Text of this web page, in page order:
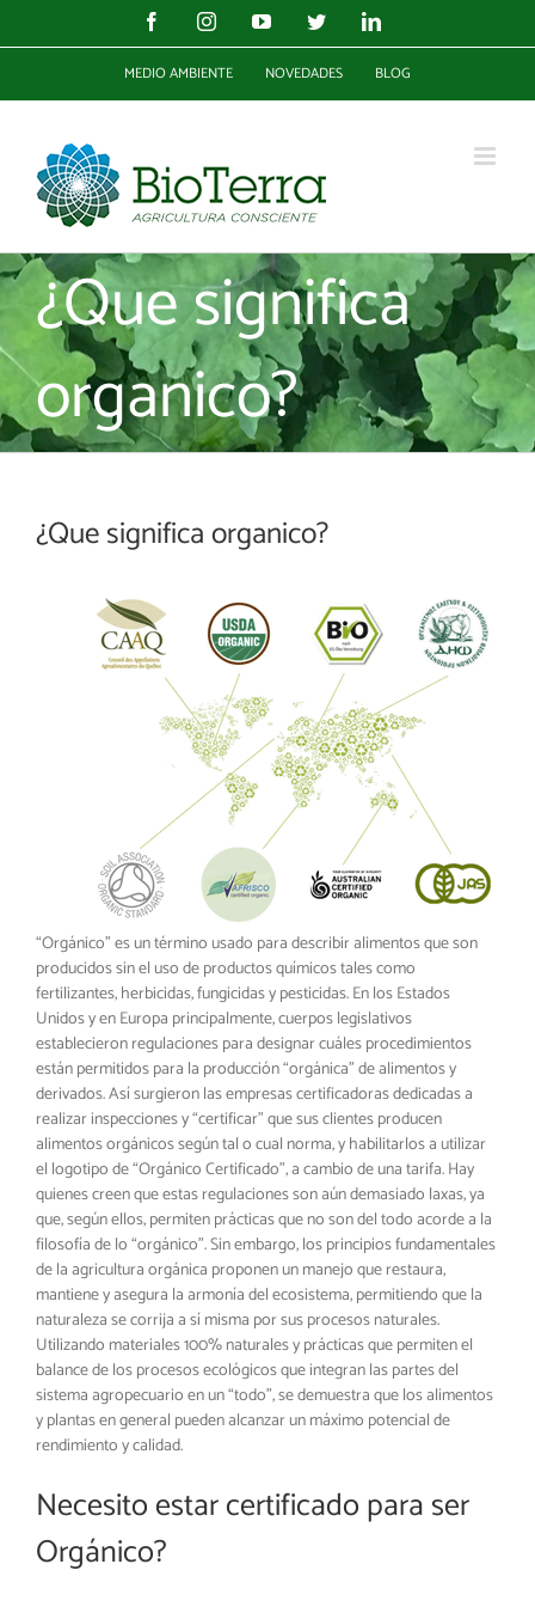
FacebookInstagramYouTubeTwitterLinkedin
MEDIO AMBIENTE NOVEDADES BLOG
¿Que significa
organico?
¿Que significa organico?
“Orgánico” es un término usado para describir alimentos que son
producidos sin el uso de productos químicos tales como
fertilizantes, herbicidas, fungicidas y pesticidas. En los Estados
Unidos y en Europa principalmente, cuerpos legislativos
establecieron regulaciones para designar cuáles procedimientos
están permitidos para la producción “orgánica” de alimentos y
derivados. Así surgieron las empresas certificadoras dedicadas a
realizar inspecciones y “certificar” que sus clientes producen
alimentos orgánicos según tal o cual norma, y habilitarlos a utilizar
el logotipo de “Orgánico Certificado”, a cambio de una tarifa. Hay
quienes creen que estas regulaciones son aún demasiado laxas, ya
que, según ellos, permiten prácticas que no son del todo acorde a la
filosofía de lo “orgánico”. Sin embargo, los principios fundamentales
de la agricultura orgánica proponen un manejo que restaura,
mantiene y asegura la armonía del ecosistema, permitiendo que la
naturaleza se corrija a sí misma por sus procesos naturales.
Utilizando materiales 100% naturales y prácticas que permiten el
balance de los procesos ecológicos que integran las partes del
sistema agropecuario en un “todo”, se demuestra que los alimentos
y plantas en general pueden alcanzar un máximo potencial de
rendimiento y calidad.
Necesito estar certificado para ser
Orgánico?